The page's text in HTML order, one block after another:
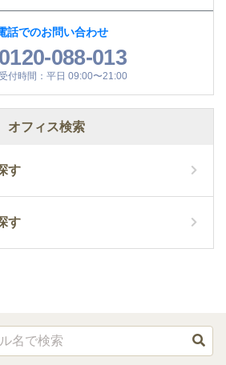
話でのお問い合わせ
0120-088-013
付時間：平日 09:00〜21:00
オフィス検索
す
す